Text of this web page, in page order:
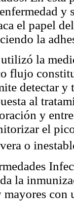
y
el papel
la
la
flujo
detectar
al
y
el
o
la
con